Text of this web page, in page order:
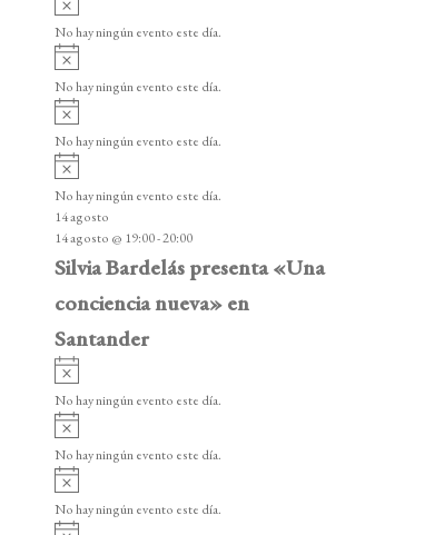
o
v
i
o
No hay ningún evento este día.
v
i
o
No hay ningún evento este día.
v
i
o
No hay ningún evento este día.
v
i
s
o
No hay ningún evento este día.
14 agosto
14 agosto @ 19:00-20:00
Silvia Bardelás presenta «Una
conciencia nueva» en
Santander
A
v
i
o
No hay ningún evento este día.
A
v
i
o
No hay ningún evento este día.
v
i
No hay ningún evento este día.